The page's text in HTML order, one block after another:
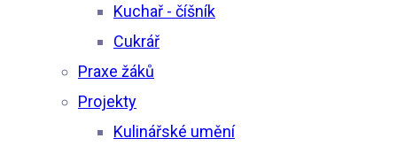
Kuchař - číšník
Cukrář
Praxe žáků
Projekty
Kulinářské umění